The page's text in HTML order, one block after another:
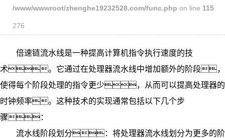
/www/wwwroot/zhenghe19232528.com/func.php on line 115
276
倍速链流水线是一种提高计算机指令执行速度的技
术。它通过在处理器流水线中增加额外的阶段，
使得每个阶段处理的指令更少，从而可以提高处理器的
时钟频率。这种技术的实现通常包括以下几个步
骤：
流水线阶段划分：将处理器流水线划分为更多的阶